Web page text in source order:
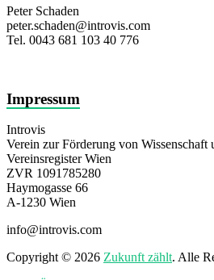
Peter Schaden
peter.schaden@introvis.com
Tel. 0043 681 103 40 776
Impressum
Introvis
Verein zur Förderung von Wissenschaft
Vereinsregister Wien
ZVR 1091785280
Haymogasse 66
A-1230 Wien
info@introvis.com
Copyright © 2026 Zukunft zählt. Alle